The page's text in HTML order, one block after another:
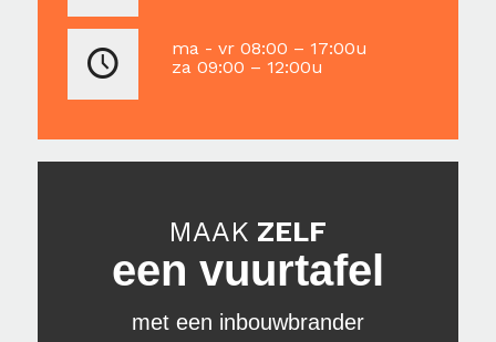
ma - vr 08:00 – 17:00u
za 09:00 – 12:00u
MAAK ZELF
een vuurtafel
met een inbouwbrander